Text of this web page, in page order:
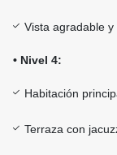
Vista agradable
• Nivel 4:
Habitación
Terraza con